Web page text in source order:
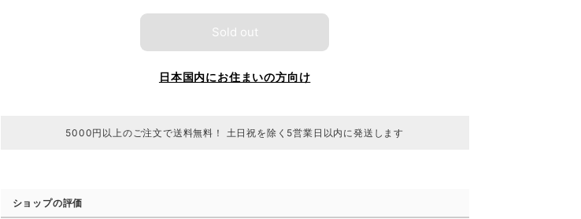
Sold out
日本国内にお住まいの方向け
5000円以上のご注文で送料無料！ 土日祝を除く5営業日以内に発送します
ショップの評価